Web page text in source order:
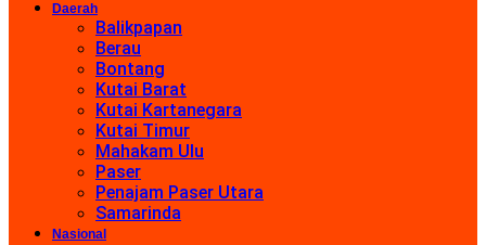
Daerah
Balikpapan
Berau
Bontang
Kutai Barat
Kutai Kartanegara
Kutai Timur
Mahakam Ulu
Paser
Penajam Paser Utara
Samarinda
Nasional